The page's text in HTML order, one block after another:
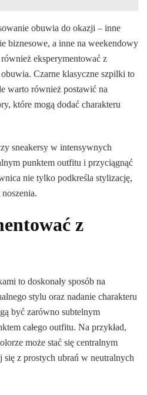
obuwia do okazji – inne
biznesowe, a inne na weekendowy
eksperymentować z
Czarne klasyczne szpilki to
warto również postawić na
które mogą dodać charakteru
sneakersy w intensywnych
punktem outfitu i przyciągnąć
nie tylko podkreśla stylizację,
z
to doskonały sposób na
stylu oraz nadanie charakteru
być zarówno subtelnym
całego outfitu. Na przykład,
może stać się centralnym
się z prostych ubrań w neutralnych